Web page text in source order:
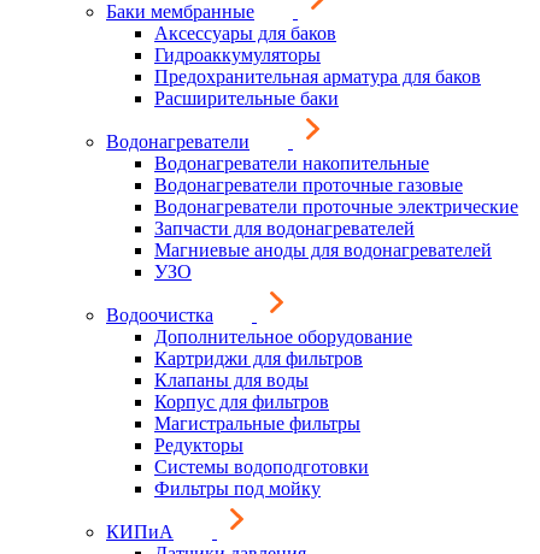
Баки мембранные
Аксессуары для баков
Гидроаккумуляторы
Предохранительная арматура для баков
Расширительные баки
Водонагреватели
Водонагреватели накопительные
Водонагреватели проточные газовые
Водонагреватели проточные электрические
Запчасти для водонагревателей
Магниевые аноды для водонагревателей
УЗО
Водоочистка
Дополнительное оборудование
Картриджи для фильтров
Клапаны для воды
Корпус для фильтров
Магистральные фильтры
Редукторы
Системы водоподготовки
Фильтры под мойку
КИПиА